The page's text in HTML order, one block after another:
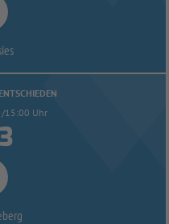
15:00 Uhr
